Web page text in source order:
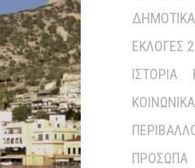
ΔΗΜΟΤΙΚΆ
ΕΚΛΟΓΈΣ
ΙΣΤΟΡΊΑ
ΚΟΙΝΩΝΙΚΆ
ΠΡΌΣΩΠΑ